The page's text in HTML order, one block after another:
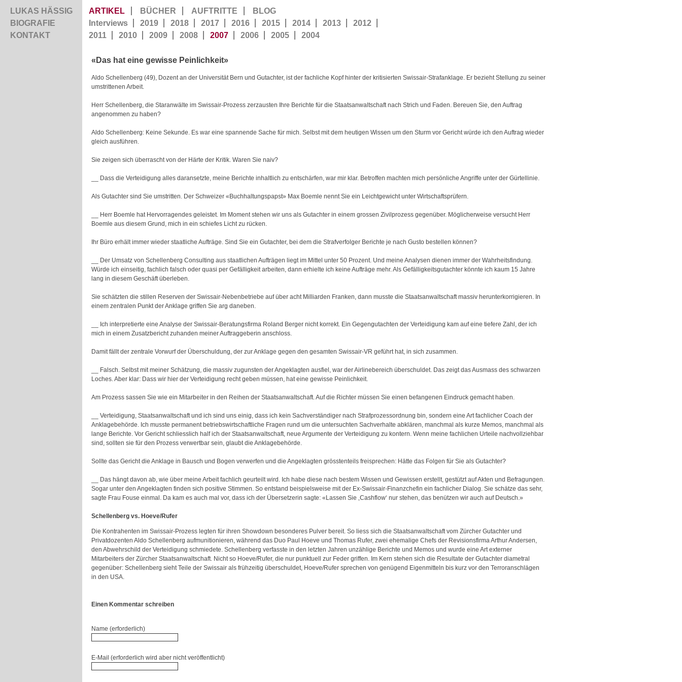
LUKAS HÄSSIG
BIOGRAFIE
KONTAKT
ARTIKEL BÜCHER AUFTRITTE
BLOG
Interviews
2019 2018 2017 2016 2015 2014 2013
2012
2011
2010 2009 2008 2007 2006 2005 2004
«Das hat eine gewisse Peinlichkeit»
Aldo Schellenberg (49), Dozent an der Universität Bern und Gutachter, ist der fachliche Kopf hinter der kritisierten Swissair-Strafanklage. Er bezieht Stellung zu seiner
umstrittenen Arbeit.
Herr Schellenberg, die Staranwälte im Swissair-Prozess zerzausten Ihre Berichte für die Staatsanwaltschaft nach Strich und Faden. Bereuen Sie, den Auftrag
angenommen zu haben?
Aldo Schellenberg: Keine Sekunde. Es war eine spannende Sache für mich. Selbst mit dem heutigen Wissen um den Sturm vor Gericht würde ich den Auftrag wieder
gleich ausführen.
Sie zeigen sich überrascht von der Härte der Kritik. Waren Sie naiv?
__ Dass die Verteidigung alles daransetzte, meine Berichte inhaltlich zu entschärfen, war mir klar. Betroffen machten mich persönliche Angriffe unter der Gürtellinie.
Als Gutachter sind Sie umstritten. Der Schweizer «Buchhaltungspapst» Max Boemle nennt Sie ein Leichtgewicht unter Wirtschaftsprüfern.
__ Herr Boemle hat Hervorragendes geleistet. Im Moment stehen wir uns als Gutachter in einem grossen Zivilprozess gegenüber. Möglicherweise versucht Herr
Boemle aus diesem Grund, mich in ein schiefes Licht zu rücken.
Ihr Büro erhält immer wieder staatliche Aufträge. Sind Sie ein Gutachter, bei dem die Strafverfolger Berichte je nach Gusto bestellen können?
__ Der Umsatz von Schellenberg Consulting aus staatlichen Aufträgen liegt im Mittel unter 50 Prozent. Und meine Analysen dienen immer der Wahrheitsfindung.
Würde ich einseitig, fachlich falsch oder quasi per Gefälligkeit arbeiten, dann erhielte ich keine Aufträge mehr. Als Gefälligkeitsgutachter könnte ich kaum 15 Jahre
lang in diesem Geschäft überleben.
Sie schätzten die stillen Reserven der Swissair-Nebenbetriebe auf über acht Milliarden Franken, dann musste die Staatsanwaltschaft massiv herunterkorrigieren. In
einem zentralen Punkt der Anklage griffen Sie arg daneben.
__ Ich interpretierte eine Analyse der Swissair-Beratungsfirma Roland Berger nicht korrekt. Ein Gegengutachten der Verteidigung kam auf eine tiefere Zahl, der ich
mich in einem Zusatzbericht zuhanden meiner Auftraggeberin anschloss.
Damit fällt der zentrale Vorwurf der Überschuldung, der zur Anklage gegen den gesamten Swissair-VR geführt hat, in sich zusammen.
__ Falsch. Selbst mit meiner Schätzung, die massiv zugunsten der Angeklagten ausfiel, war der Airlinebereich überschuldet. Das zeigt das Ausmass des schwarzen
Loches. Aber klar: Dass wir hier der Verteidigung recht geben müssen, hat eine gewisse Peinlichkeit.
Am Prozess sassen Sie wie ein Mitarbeiter in den Reihen der Staatsanwaltschaft. Auf die Richter müssen Sie einen befangenen Eindruck gemacht haben.
__ Verteidigung, Staatsanwaltschaft und ich sind uns einig, dass ich kein Sachverständiger nach Strafprozessordnung bin, sondern eine Art fachlicher Coach der
Anklagebehörde. Ich musste permanent betriebswirtschaftliche Fragen rund um die untersuchten Sachverhalte abklären, manchmal als kurze Memos, manchmal als
lange Berichte. Vor Gericht schliesslich half ich der Staatsanwaltschaft, neue Argumente der Verteidigung zu kontern. Wenn meine fachlichen Urteile nachvollziehbar
sind, sollten sie für den Prozess verwertbar sein, glaubt die Anklagebehörde.
Sollte das Gericht die Anklage in Bausch und Bogen verwerfen und die Angeklagten grösstenteils freisprechen: Hätte das Folgen für Sie als Gutachter?
__ Das hängt davon ab, wie über meine Arbeit fachlich geurteilt wird. Ich habe diese nach bestem Wissen und Gewissen erstellt, gestützt auf Akten und Befragungen.
Sogar unter den Angeklagten finden sich positive Stimmen. So entstand beispielsweise mit der Ex-Swissair-Finanzchefin ein fachlicher Dialog. Sie schätze das sehr,
sagte Frau Fouse einmal. Da kam es auch mal vor, dass ich der Übersetzerin sagte: «Lassen Sie ‚Cashflow‘ nur stehen, das benützen wir auch auf Deutsch.»
Schellenberg vs. Hoeve/Rufer
Die Kontrahenten im Swissair-Prozess legten für ihren Showdown besonderes Pulver bereit. So liess sich die Staatsanwaltschaft vom Zürcher Gutachter und
Privatdozenten Aldo Schellenberg aufmunitionieren, während das Duo Paul Hoeve und Thomas Rufer, zwei ehemalige Chefs der Revisionsfirma Arthur Andersen,
den Abwehrschild der Verteidigung schmiedete. Schellenberg verfasste in den letzten Jahren unzählige Berichte und Memos und wurde eine Art externer
Mitarbeiters der Zürcher Staatsanwaltschaft. Nicht so Hoeve/Rufer, die nur punktuell zur Feder griffen. Im Kern stehen sich die Resultate der Gutachter diametral
gegenüber: Schellenberg sieht Teile der Swissair als frühzeitig überschuldet, Hoeve/Rufer sprechen von genügend Eigenmitteln bis kurz vor den Terroranschlägen
in den USA.
Einen Kommentar schreiben
Name (erforderlich)
E-Mail (erforderlich wird aber nicht veröffentlicht)